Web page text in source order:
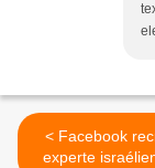
< Facebook recrute une
experte